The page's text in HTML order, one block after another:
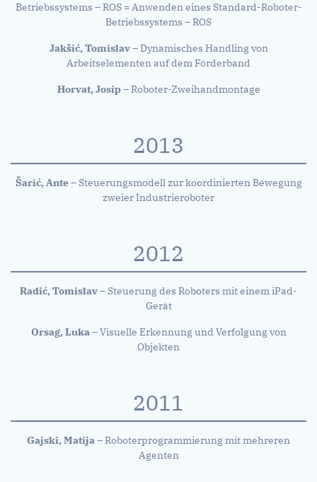
Betriebssystems – ROS = Anwenden eines Standard-Roboter-
Betriebssystems – ROS
Jakšić, Tomislav– Dynamisches Handling von
Arbeitselementen auf dem Förderband
Horvat, Josip– Roboter-Zweihandmontage
2013
Šarić, Ante– Steuerungsmodell zur koordinierten Bewegung
zweier Industrieroboter
2012
Radić, Tomislav– Steuerung des Roboters mit einem iPad-
Gerät
Orsag, Luka– Visuelle Erkennung und Verfolgung von
Objekten
2011
Gajski, Matija– Roboterprogrammierung mit mehreren
Agenten